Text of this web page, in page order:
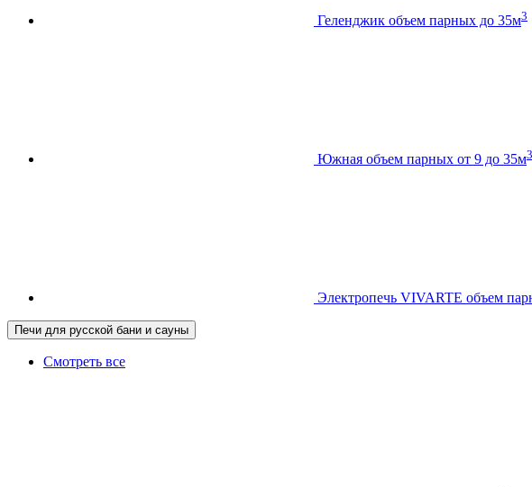
Геленджик объем парных до 35м3
Южная объем парных от 9 до 35м3
Электропечь VIVARTE объем
Печи для русской бани и сауны
Смотреть все